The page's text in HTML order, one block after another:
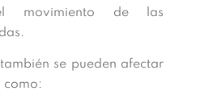
el movimiento de las
se pueden afectar
como: